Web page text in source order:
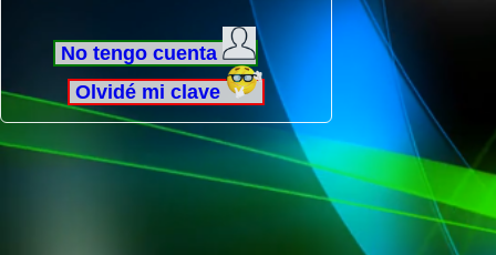
No tengo cuenta
Olvidé mi clave